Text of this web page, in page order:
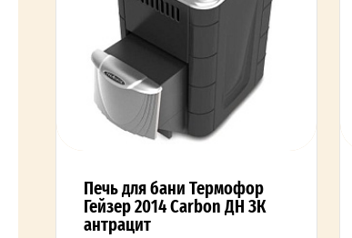
Печь для бани Термофор
Гейзер 2014 Carbon ДН ЗК
антрацит